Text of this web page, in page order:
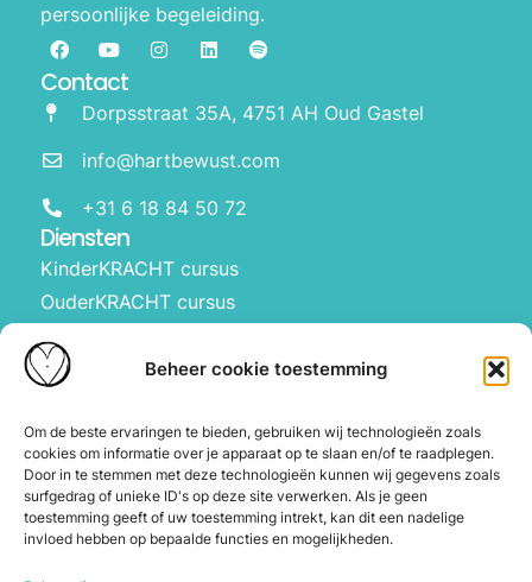
Beheer cookie toestemming
Om de beste ervaringen te bieden, gebruiken wij technologieën zoals
cookies om informatie over je apparaat op te slaan en/of te raadplegen.
Door in te stemmen met deze technologieën kunnen wij gegevens zoals
surfgedrag of unieke ID's op deze site verwerken. Als je geen
toestemming geeft of uw toestemming intrekt, kan dit een nadelige
invloed hebben op bepaalde functies en mogelijkheden.
persoonlijke begeleiding.
Over ons
Waarom Hartbewust
Over Joyce
De webshop
Blog
Diensten
KinderKRACHT cursus
OuderKRACHT cursus
Manifesteren met kinderen
Contact
Dorpsstraat 35A, 4751 AH Oud Gastel
info@hartbewust.com
+31 6 18 84 50 72